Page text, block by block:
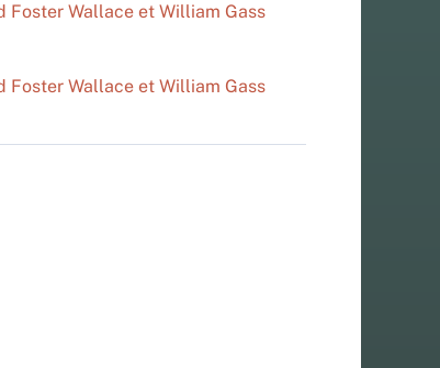
Foster Wallace et William Gass
Foster Wallace et William Gass